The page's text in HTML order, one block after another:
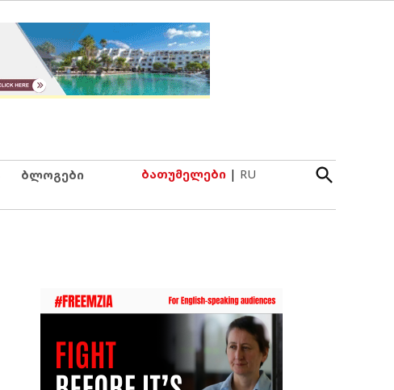
ბლოგები ბათუმელები | RU
Open
Search